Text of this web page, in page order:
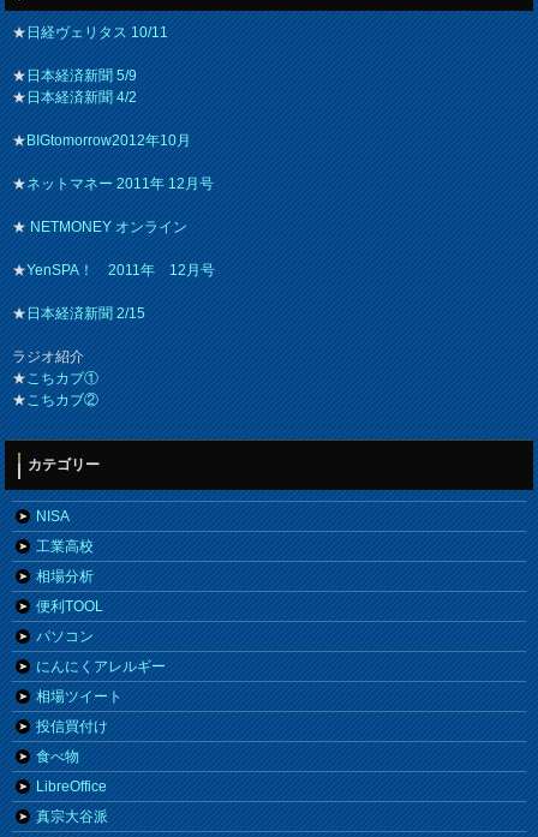
★日経ヴェリタス 10/11
★日本経済新聞 5/9
★日本経済新聞 4/2
★BIGtomorrow2012年10月
★ネットマネー 2011年 12月号
★NETMONEY オンライン
★YenSPA！ 2011年 12月号
★日本経済新聞 2/15
ラジオ紹介
★こちカブ①
★こちカブ②
カテゴリー
NISA
工業高校
相場分析
便利TOOL
パソコン
にんにくアレルギー
相場ツイート
投信買付け
食べ物
LibreOffice
真宗大谷派